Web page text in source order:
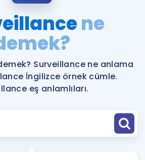
Şifremi Hatırlamıyorum
İngilizce Gramer
ne
Surveillance ne anlama
İngilizce örnek cümle.
eş anlamlıları.